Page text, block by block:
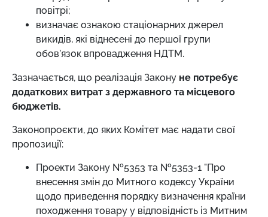
повітрі;
визначає ознакою стаціонарних джерел
викидів, які віднесені до першої групи
обов’язок впровадження НДТМ.
Зазначається, що реалізація Закону не потребує
додаткових витрат з державного та місцевого
бюджетів.
Законопроєкти, до яких Комітет має надати свої
пропозиції:
Проекти Закону №5353 та №5353-1 "Про
внесення змін до Митного кодексу України
щодо приведення порядку визначення країни
походження товару у відповідність із Митним